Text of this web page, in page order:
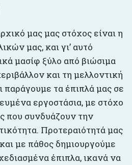
μας μας στόχος είναι η
μας, και γι’ αυτό
μασίφ ξύλο από βιώσιμα
και τη μελλοντική
παράγουμε τα έπιπλά μας σε
εργοστάσια, με στόχο
που συνδυάζουν την
Προτεραιότητά μας
με πάθος δημιουργούμε
έπιπλα, ικανά να